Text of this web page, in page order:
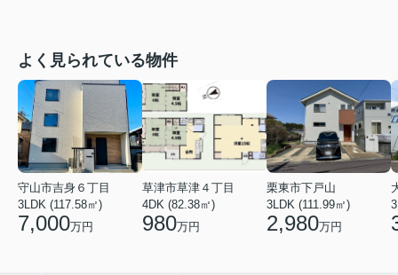
よく見られている物件
守山市吉身６丁目
3LDK (117.58㎡)
7,000万円
草津市草津４丁目
4DK (82.38㎡)
980万円
栗東市下戸山
3LDK (111.99㎡)
2,980万円